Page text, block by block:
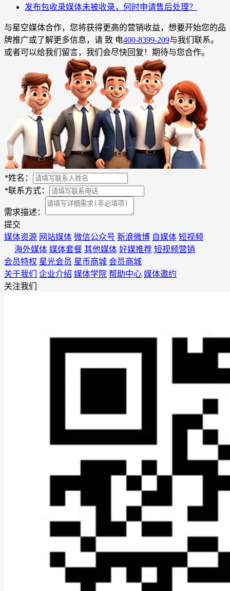
发布包收录媒体未被收录，何时申请售后处理？
与星空媒体合作，您将获得更高的营销收益，想要开始您的品
牌推广或了解更多信息，请 致 电400-8399-209与我们联系。
或者可以给我们留言，我们会尽快回复！期待与您合作。
*姓名：
*联系方式：
需求描述：
提交
媒体资源 网站媒体 微信公众号 新浪微博 自媒体 短视频
海外媒体 媒体套餐 其他媒体 好媒推荐 短视频营销
会员特权 星光会员 星币商城 会员商城
关于我们
企业介绍 媒体学院 帮助中心 媒体邀约
关注我们